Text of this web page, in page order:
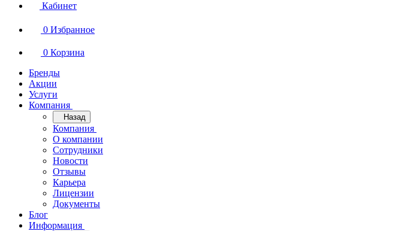
Кабинет
0 Избранное
0 Корзина
Бренды
Акции
Услуги
Компания
Назад
Компания
О компании
Сотрудники
Новости
Отзывы
Карьера
Лицензии
Документы
Блог
Информация